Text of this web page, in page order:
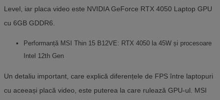
Level, iar placa video este NVIDIA GeForce RTX 4050 Laptop GPU
cu 6GB GDDR6.
Performanță MSI Thin 15 B12VE: RTX 4050 la 45W și procesoare
Intel 12th Gen
Un detaliu important, care explică diferențele de FPS între laptopuri
cu aceeași placă video, este puterea la care rulează GPU-ul. MSI